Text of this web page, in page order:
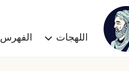
اللهجات الفهرس